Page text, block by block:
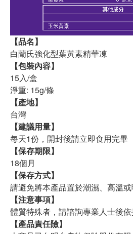
【品名】
白蘭氏強化型葉黃素精華凍
【包裝內容】
15入/盒
淨重: 15g/條
【產地】
台灣
【建議用量】
每天1份，開封後請立即食用完畢
【保存期限】
18個月
【保存方式】
請避免將本產品置於潮濕、高溫
【注意事項】
體質特殊者，請諮詢專業人士後依
【產品責任險】